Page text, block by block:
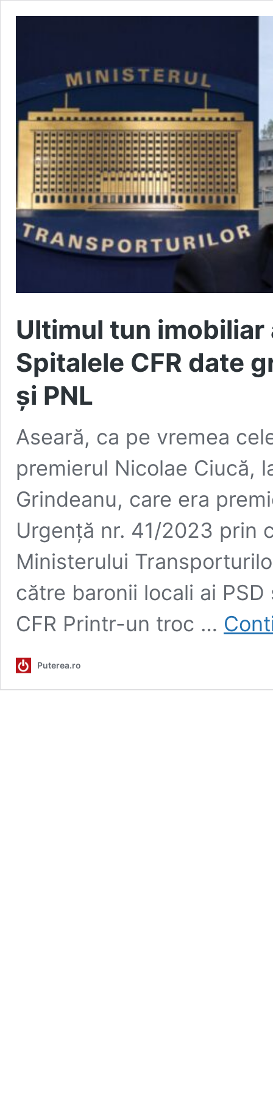
Ultimul tun imobiliar
Spitalele CFR date
și PNL
Aseară, ca pe vremea
premierul Nicolae Ciucă,
Grindeanu, care era
Urgență nr. 41/2023 prin
Ministerului
către baronii locali ai
CFR Printr-un troc …
Puterea.ro